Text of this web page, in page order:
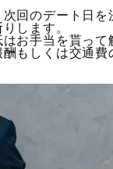
回のデート日
します。
お手当を貰って
もしくは交通